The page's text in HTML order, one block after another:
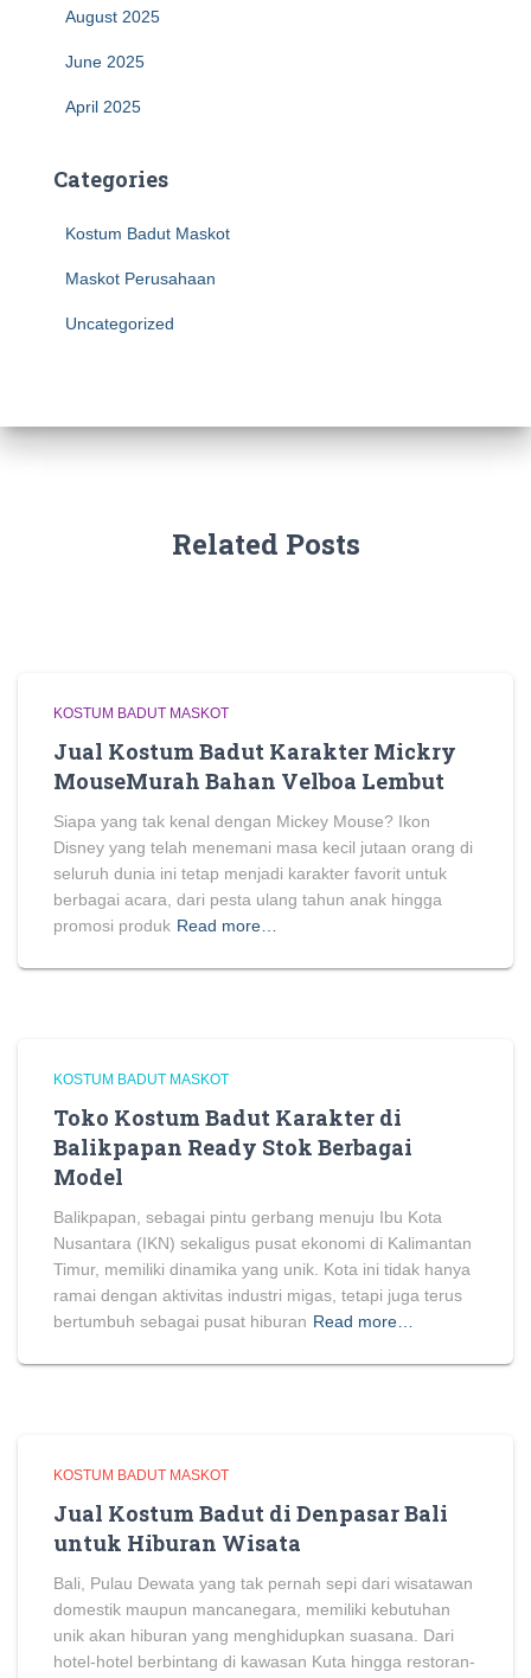
August 2025
June 2025
April 2025
Categories
Kostum Badut Maskot
Maskot Perusahaan
Uncategorized
Related Posts
KOSTUM BADUT MASKOT
Jual Kostum Badut Karakter Mickry
MouseMurah Bahan Velboa Lembut
Siapa yang tak kenal dengan Mickey Mouse? Ikon
Disney yang telah menemani masa kecil jutaan orang di
seluruh dunia ini tetap menjadi karakter favorit untuk
berbagai acara, dari pesta ulang tahun anak hingga
promosi produk Read more…
KOSTUM BADUT MASKOT
Toko Kostum Badut Karakter di
Balikpapan Ready Stok Berbagai
Model
Balikpapan, sebagai pintu gerbang menuju Ibu Kota
Nusantara (IKN) sekaligus pusat ekonomi di Kalimantan
Timur, memiliki dinamika yang unik. Kota ini tidak hanya
ramai dengan aktivitas industri migas, tetapi juga terus
bertumbuh sebagai pusat hiburan Read more…
KOSTUM BADUT MASKOT
Jual Kostum Badut di Denpasar Bali
untuk Hiburan Wisata
Bali, Pulau Dewata yang tak pernah sepi dari wisatawan
domestik maupun mancanegara, memiliki kebutuhan
unik akan hiburan yang menghidupkan suasana. Dari
hotel-hotel berbintang di kawasan Kuta hingga restoran-